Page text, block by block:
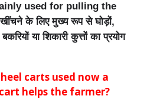
used for pulling the
के लिए मुख्य रूप से घोड़ों,
या शिकारी कुत्तों का प्रयोग
carts used now a
helps the farmer?